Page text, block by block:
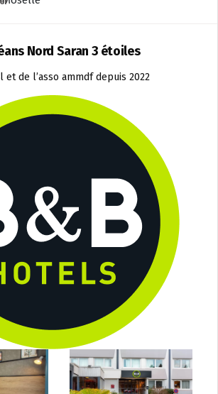
Nord Saran 3 étoiles
de l’asso ammdf depuis 2022